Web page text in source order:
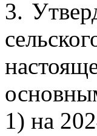
3.
1) на